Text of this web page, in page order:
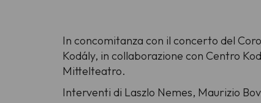
In concomitanza con il concerto del
Kodály, in collaborazione con Centro
Mittelteatro.
Interventi di Laszlo Nemes, Maurizio